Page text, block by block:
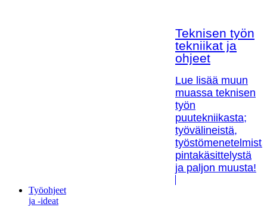
Teknisen työn
tekniikat ja
ohjeet
Lue lisää muun
muassa teknisen
työn
puutekniikasta;
työvälineistä,
pintakäsittelystä
ja paljon muusta!
Työohjeet
ja -ideat